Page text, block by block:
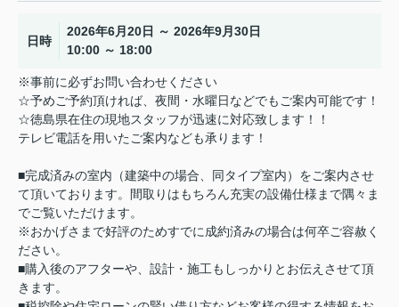
日時
2026年6月20日 ～ 2026年9月30日
10:00 ～ 18:00
※事前に必ずお問い合わせください
☆予めご予約頂ければ、夜間・水曜日などでもご案内可能です！
☆徳島県在住の現地スタッフが迅速に対応致します！！
テレビ電話を用いたご案内なども承ります！
■完成済みの室内（建築中の場合、同タイプ室内）をご案内させ
て頂いております。間取りはもちろん充実の設備仕様まで隅々ま
でご覧いただけます。
※おかげさまで好評のためすでに成約済みの場合は何卒ご容赦く
ださい。
■購入後のアフターや、設計・施工もしっかりとお伝えさせて頂
きます。